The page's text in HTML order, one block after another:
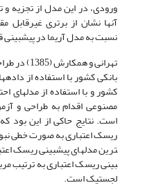
ورودی، در این مدل از تجزیه
آنها نشان از برتری
نسبت به مدل آریما در پیش­بینی
تهرانی و
کشور و با استفاده از
مصنوعی اقدام به طراحی و
است. نتایج حاکی از این بود
بینی ریسک اعتباری به ترتیب
لجستیک است.